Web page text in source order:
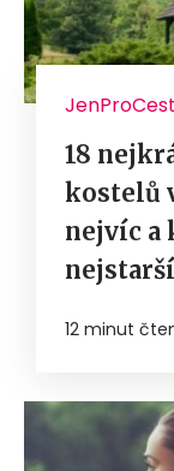
18
kostelů
nejvíc a
12 minut